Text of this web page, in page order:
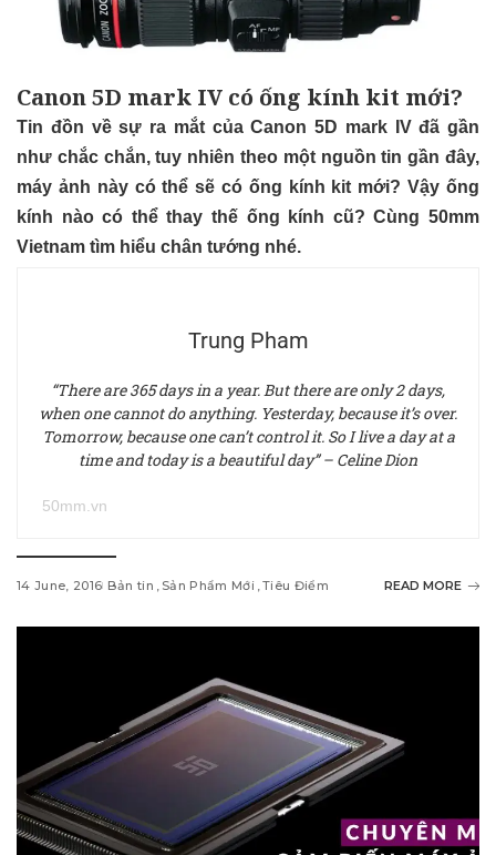
Canon 5D mark IV có ống kính kit mới?
Tin đồn về sự ra mắt của Canon 5D mark IV đã gần
như chắc chắn, tuy nhiên theo một nguồn tin gần đây,
máy ảnh này có thể sẽ có ống kính kit mới? Vậy ống
kính nào có thể thay thế ống kính cũ? Cùng 50mm
Vietnam tìm hiểu chân tướng nhé.
Trung Pham
“There are 365 days in a year. But there are only 2 days,
when one cannot do anything. Yesterday, because it’s over.
Tomorrow, because one can’t control it. So I live a day at a
time and today is a beautiful day” – Celine Dion
50mm.vn
14 June, 2016 Bản tin Sản Phẩm Mới Tiêu Điểm READ MORE